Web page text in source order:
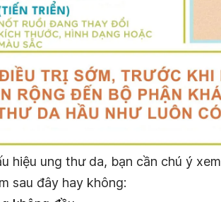
hiệu ung thư da, bạn cần chú ý xem
sau đây hay không: